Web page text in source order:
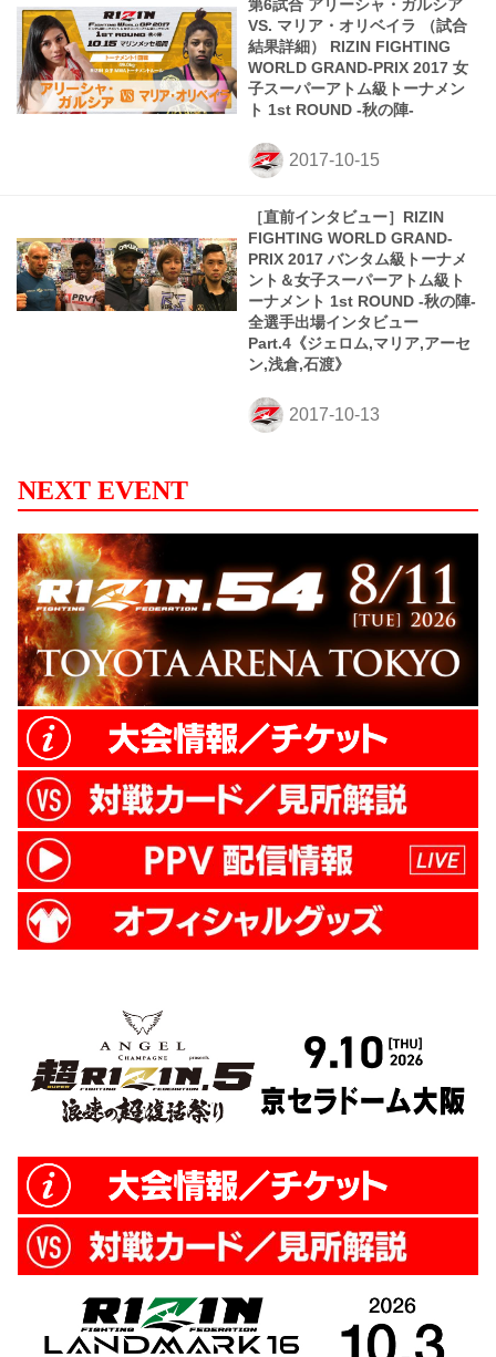
第6試合 アリーシャ・ガルシア
VS. マリア・オリベイラ （試合
結果詳細） RIZIN FIGHTING
WORLD GRAND-PRIX 2017 女
子スーパーアトム級トーナメン
ト 1st ROUND -秋の陣-
［直前インタビュー］RIZIN
FIGHTING WORLD GRAND-
PRIX 2017 バンタム級トーナメ
ント＆女子スーパーアトム級ト
ーナメント 1st ROUND -秋の陣-
全選手出場インタビュー
Part.4《ジェロム,マリア,アーセ
ン,浅倉,石渡》
NEXT EVENT